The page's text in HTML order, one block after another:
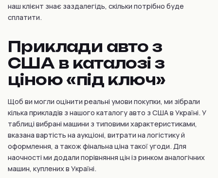
наш клієнт знає заздалегідь, скільки потрібно буде
сплатити.
Приклади авто з
США в каталозі з
ціною «під ключ»
Щоб ви могли оцінити реальні умови покупки, ми зібрали
кілька прикладів з нашого каталогу авто з США в Україні. У
таблиці вибрані машини з типовими характеристиками,
вказана вартість на аукціоні, витрати на логістику й
оформлення, а також фінальна ціна такої угоди. Для
наочності ми додали порівняння цін із ринком аналогічних
машин, куплених в Україні.